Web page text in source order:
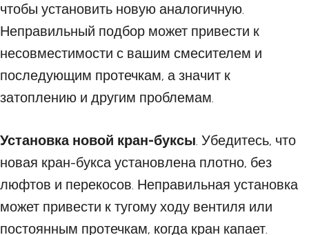
чтобы установить новую аналогичную.
Неправильный подбор может привести к
несовместимости с вашим смесителем и
последующим протечкам, а значит к
затоплению и другим проблемам.
Установка новой кран-буксы. Убедитесь, что
новая кран-букса установлена плотно, без
люфтов и перекосов. Неправильная установка
может привести к тугому ходу вентиля или
постоянным протечкам, когда кран капает.